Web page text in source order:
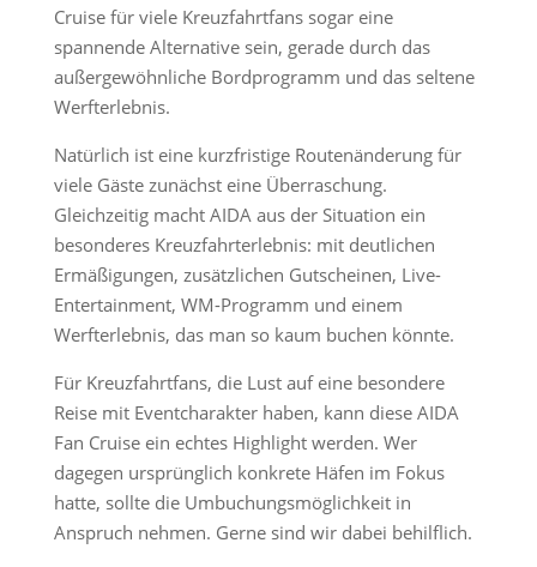
Cruise für viele Kreuzfahrtfans sogar eine
spannende Alternative sein, gerade durch das
außergewöhnliche Bordprogramm und das seltene
Werfterlebnis.
Natürlich ist eine kurzfristige Routenänderung für
viele Gäste zunächst eine Überraschung.
Gleichzeitig macht AIDA aus der Situation ein
besonderes Kreuzfahrterlebnis: mit deutlichen
Ermäßigungen, zusätzlichen Gutscheinen, Live-
Entertainment, WM-Programm und einem
Werfterlebnis, das man so kaum buchen könnte.
Für Kreuzfahrtfans, die Lust auf eine besondere
Reise mit Eventcharakter haben, kann diese AIDA
Fan Cruise ein echtes Highlight werden. Wer
dagegen ursprünglich konkrete Häfen im Fokus
hatte, sollte die Umbuchungsmöglichkeit in
Anspruch nehmen. Gerne sind wir dabei behilflich.